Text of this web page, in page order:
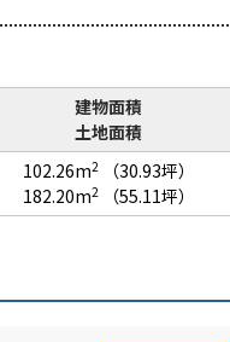
建物面積
土地面積
102.26m2
（30.93坪）
182.20m2 （55.11坪）